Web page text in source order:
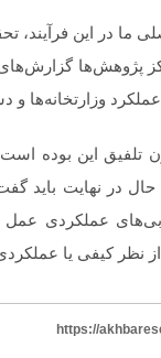
در این فرآیند،
پژوهش‌ها
وزارتخانه‌ها
تلفیق این بوده
حال در نهایت باید
عملکردی
نظر کیفی یا
https://